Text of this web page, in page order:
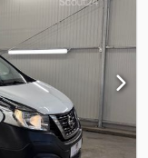
+ 30 + Baujahr
Motor + Meyer
55cm -
+ Masthöhe:
Vollkabine mit
Aiyeck +
+
Fahrzeuge per